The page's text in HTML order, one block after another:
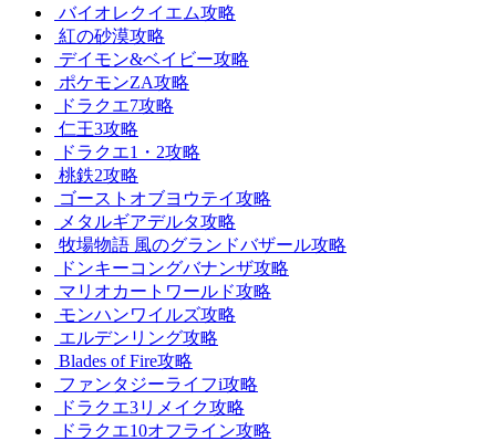
バイオレクイエム攻略
紅の砂漠攻略
デイモン&ベイビー攻略
ポケモンZA攻略
ドラクエ7攻略
仁王3攻略
ドラクエ1・2攻略
桃鉄2攻略
ゴーストオブヨウテイ攻略
メタルギアデルタ攻略
牧場物語 風のグランドバザール攻略
ドンキーコングバナンザ攻略
マリオカートワールド攻略
モンハンワイルズ攻略
エルデンリング攻略
Blades of Fire攻略
ファンタジーライフi攻略
ドラクエ3リメイク攻略
ドラクエ10オフライン攻略